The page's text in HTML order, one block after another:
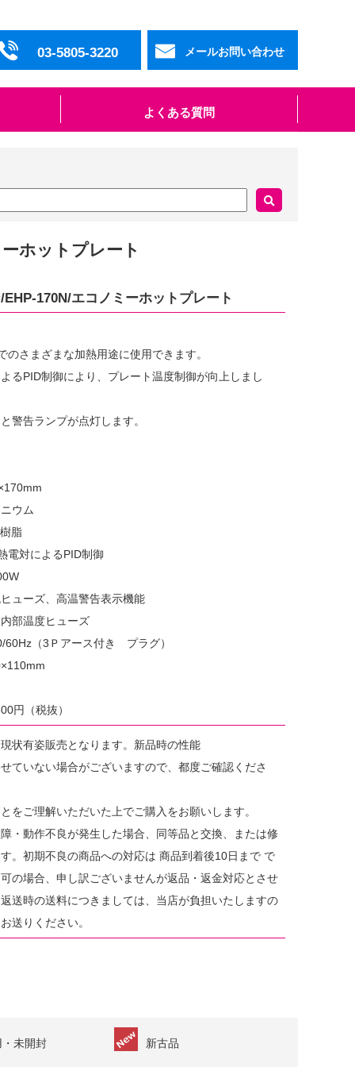
03-5805-3220 メールお問い合わせ
よくある質問
ホットプレート
170N/エコノミーホットプレート
さまざまな加熱用途に使用できます。
るPID制御により、プレート温度制御が向上しまし
警告ランプが点灯します。
ウム
脂
電対によるPID制御
ューズ、高温警告表示機能
部温度ヒューズ
60Hz（3Ｐアース付き プラグ）
円（税抜）
状有姿販売となります。新品時の性能
ていない場合がございますので、都度ご確認くださ
をご理解いただいた上でご購入をお願いします。
・動作不良が発生した場合、同等品と交換、または修
。初期不良の商品への対応は 商品到着後10日まで で
の場合、申し訳ございませんが返品・返金対応とさせ
送時の送料につきましては、当店が負担いたしますの
送りください。
未開封 新古品